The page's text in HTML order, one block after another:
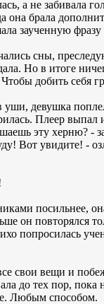
а не забивала
она брала
заученную
сны,
Но в итоге
добить себя
девушка
Плеер выпал
эту херню? -
Вот увидите! -
посильнее,
он повторялся
попросилась
свои вещи и
до тех пор, пока
Любым способом.